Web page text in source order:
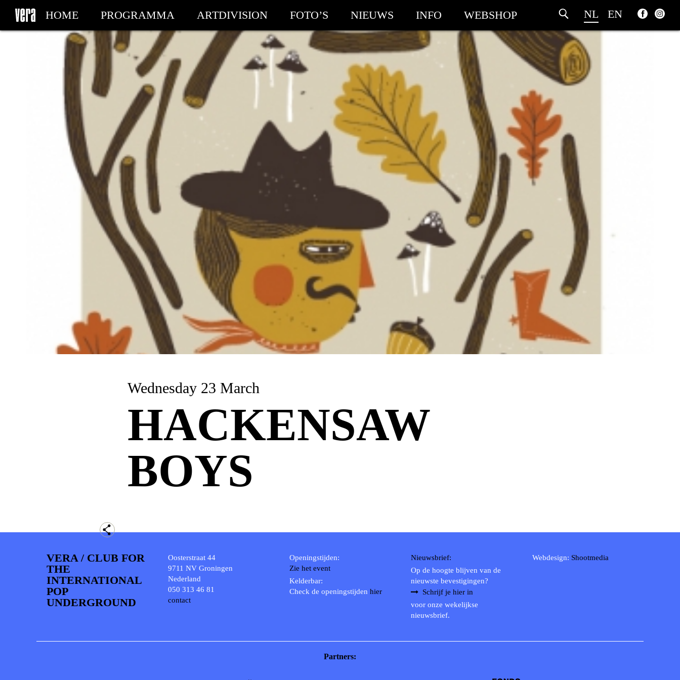
NL EN
HOME PROGRAMMA ARTDIVISION FOTO’S NIEUWS INFO WEBSHOP
MIJN TICKETS
Wednesday 23 March
HACKENSAW
BOYS
VERA / CLUB FOR
THE
INTERNATIONAL
POP
UNDERGROUND
Oosterstraat 44
9711 NV Groningen
Nederland
050 313 46 81
contact
Openingstijden:
Zie het event
Kelderbar:
Check de openingstijden hier
Nieuwsbrief:
Op de hoogte blijven van de
nieuwste bevestigingen?
Schrijf je hier in
voor onze wekelijkse
nieuwsbrief.
Webdesign: Shootmedia
Partners: